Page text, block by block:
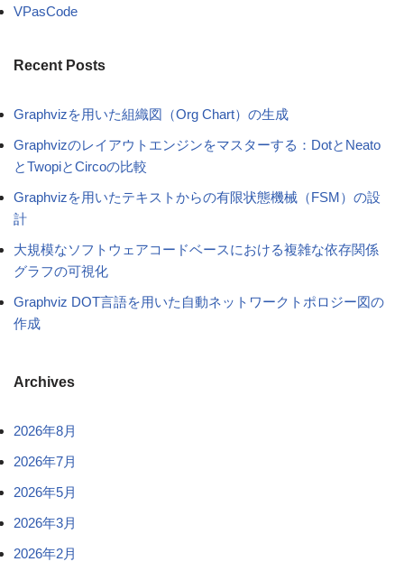
VPasCode
Recent Posts
Graphvizを用いた組織図（Org Chart）の生成
Graphvizのレイアウトエンジンをマスターする：DotとNeato
とTwopiとCircoの比較
Graphvizを用いたテキストからの有限状態機械（FSM）の設
計
大規模なソフトウェアコードベースにおける複雑な依存関係
グラフの可視化
Graphviz DOT言語を用いた自動ネットワークトポロジー図の
作成
Archives
2026年8月
2026年7月
2026年5月
2026年3月
2026年2月